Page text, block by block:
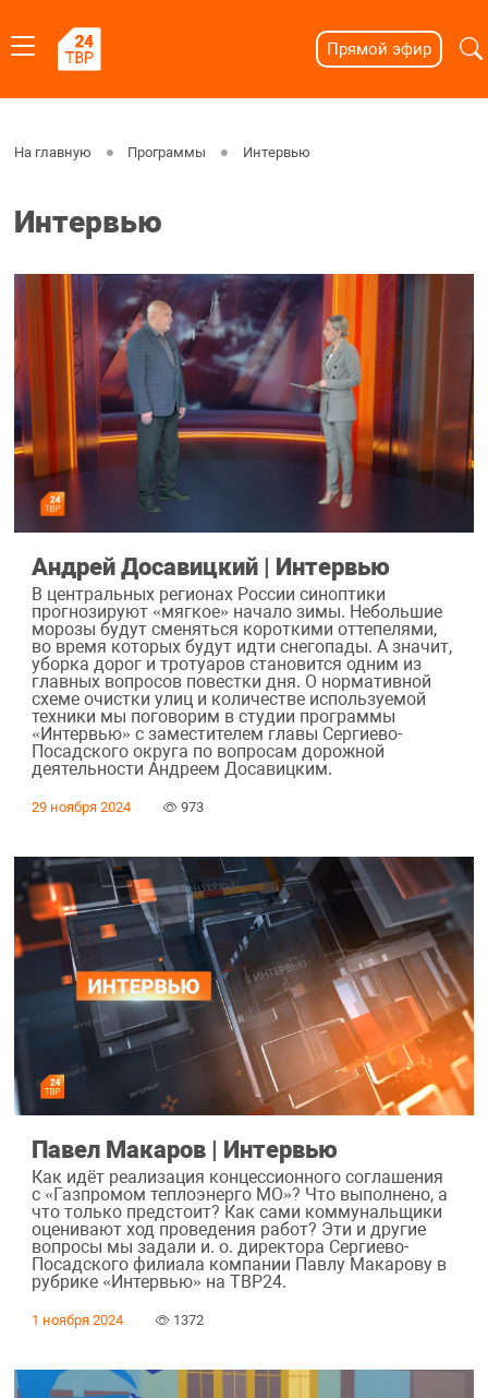
Прямой эфир
На главную Программы Интервью
Интервью
Андрей Досавицкий | Интервью
В центральных регионах России синоптики
прогнозируют «мягкое» начало зимы. Небольшие
морозы будут сменяться короткими оттепелями,
во время которых будут идти снегопады. А значит,
уборка дорог и тротуаров становится одним из
главных вопросов повестки дня. О нормативной
схеме очистки улиц и количестве используемой
техники мы поговорим в студии программы
«Интервью» с заместителем главы Сергиево-
Посадского округа по вопросам дорожной
деятельности Андреем Досавицким.
29 ноября 2024 973
Павел Макаров | Интервью
Как идёт реализация концессионного соглашения
с «Газпромом теплоэнерго МО»? Что выполнено, а
что только предстоит? Как сами коммунальщики
оценивают ход проведения работ? Эти и другие
вопросы мы задали и. о. директора Сергиево-
Посадского филиала компании Павлу Макарову в
рубрике «Интервью» на ТВР24.
1 ноября 2024 1372